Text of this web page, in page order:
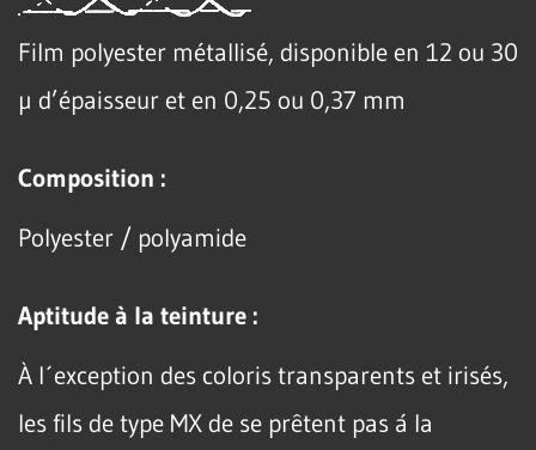
Film polyester métallisé, disponible en 12 ou 30
µ d’épaisseur et en 0,25 ou 0,37 mm
Composition :
Polyester / polyamide
Aptitude à la teinture :
À l´exception des coloris transparents et irisés,
les fils de type MX de se prêtent pas á la